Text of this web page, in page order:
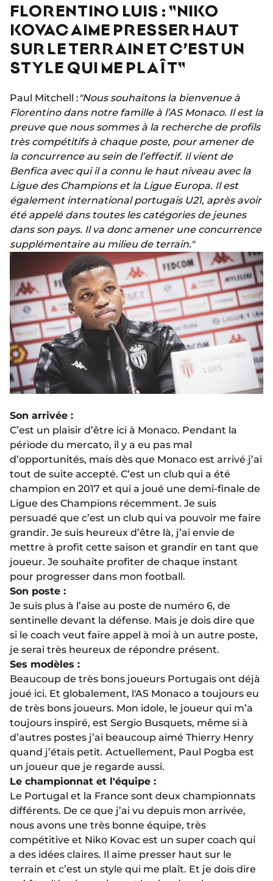
FLORENTINO LUIS : "NIKO
KOVAC AIME PRESSER HAUT
SUR LE TERRAIN ET C’EST UN
STYLE QUI ME PLAÎT"
Paul Mitchell : "Nous souhaitons la bienvenue à
Florentino dans notre famille à l’AS Monaco. Il est la
preuve que nous sommes à la recherche de profils
très compétitifs à chaque poste, pour amener de
la concurrence au sein de l’effectif. Il vient de
Benfica avec qui il a connu le haut niveau avec la
Ligue des Champions et la Ligue Europa. Il est
également international portugais U21, après avoir
été appelé dans toutes les catégories de jeunes
dans son pays. Il va donc amener une concurrence
supplémentaire au milieu de terrain."
Son arrivée :
C’est un plaisir d’être ici à Monaco. Pendant la
période du mercato, il y a eu pas mal
d’opportunités, mais dès que Monaco est arrivé j’ai
tout de suite accepté. C’est un club qui a été
champion en 2017 et qui a joué une demi-finale de
Ligue des Champions récemment. Je suis
persuadé que c’est un club qui va pouvoir me faire
grandir. Je suis heureux d’être là, j’ai envie de
mettre à profit cette saison et grandir en tant que
joueur. Je souhaite profiter de chaque instant
pour progresser dans mon football.
Son poste :
Je suis plus à l’aise au poste de numéro 6, de
sentinelle devant la défense. Mais je dois dire que
si le coach veut faire appel à moi à un autre poste,
je serai très heureux de répondre présent.
Ses modèles :
Beaucoup de très bons joueurs Portugais ont déjà
joué ici. Et globalement, l'AS Monaco a toujours eu
de très bons joueurs. Mon idole, le joueur qui m’a
toujours inspiré, est Sergio Busquets, même si à
d’autres postes j’ai beaucoup aimé Thierry Henry
quand j’étais petit. Actuellement, Paul Pogba est
un joueur que je regarde aussi.
Le championnat et l'équipe :
Le Portugal et la France sont deux championnats
différents. De ce que j’ai vu depuis mon arrivée,
nous avons une très bonne équipe, très
compétitive et Niko Kovac est un super coach qui
a des idées claires. Il aime presser haut sur le
terrain et c’est un style qui me plaît. Et je dois dire